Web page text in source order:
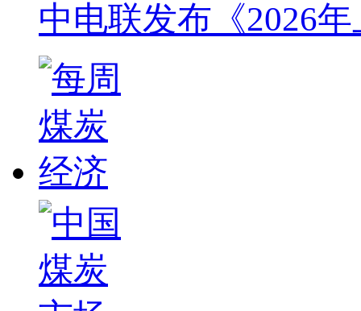
中电联发布《2026